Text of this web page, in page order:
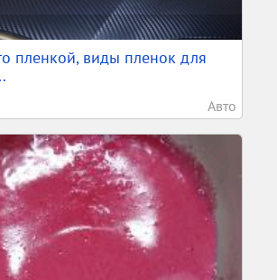
пленкой, виды пленок для
Авто